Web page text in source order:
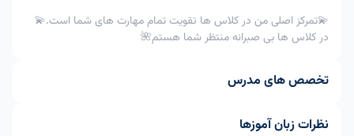
💫تمرکز اصلی من در کلاس ها تقویت تمام مهارت های شما است.💫
در کلاس ها بی صبرانه منتظر شما هستم🌺
تخصص های مدرس
نظرات زبان آموزها